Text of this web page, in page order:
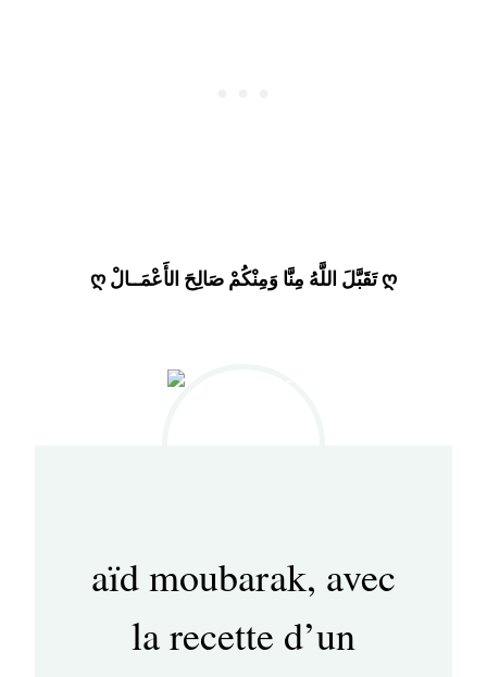
ღ تَقَبَّلَ اللَّهُ مِنَّا وَمِنْكُمْ صَالِحَ الأَعْمَــالْ ღ
aïd moubarak, avec
la recette d’un